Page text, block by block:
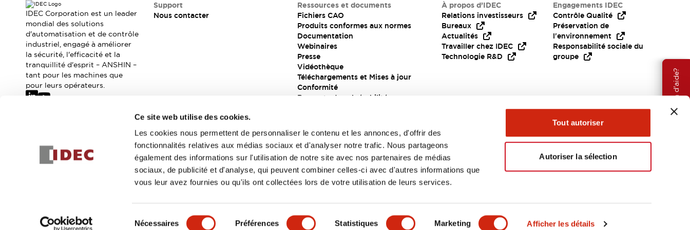
Ce site web utilise des cookies.
Les cookies nous permettent de personnaliser le contenu et les annonces, d'offrir des
fonctionnalités relatives aux médias sociaux et d'analyser notre trafic. Nous partageons
également des informations sur l'utilisation de notre site avec nos partenaires de médias
sociaux, de publicité et d'analyse, qui peuvent combiner celles-ci avec d'autres informations que
vous leur avez fournies ou qu'ils ont collectées lors de votre utilisation de leurs services.
Nécessaires Préférences Statistiques Marketing Afficher les détails
Tout autoriser
Autoriser la sélection
Où acheter
Distributeurs en ligne
Besoin d'aide?
DÉTAILS DU PRODUIT CARACTÉRISTIQUES CLÉS SPÉCIFICATIONS DOCUMENTS ET FICHIERS
IDEC Corporation est un leader
mondial des solutions
d'automatisation et de contrôle
industriel, engagé à améliorer
la sécurité, l'efficacité et la
tranquillité d'esprit – ANSHIN –
tant pour les machines que
pour leurs opérateurs.
Support
Nous contacter
Ressources et documents
Fichiers CAO
Produits conformes aux normes
Documentation
Webinaires
Presse
Vidéothèque
Téléchargements et Mises à jour
Conformité
Rapports de vulnérabilité
À propos d’IDEC
Relations investisseurs
Bureaux
Actualités
Travailler chez IDEC
Technologie R&D
Engagements IDEC
Contrôle Qualité
Préservation de
l'environnement
Responsabilité sociale du
groupe
Inscrivez-vous
Politique de confidentialitéConditions générales EMEA